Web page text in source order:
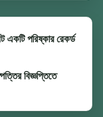
একটি পরিষ্কার রেকর্ড
বিজ্ঞপ্তিতে